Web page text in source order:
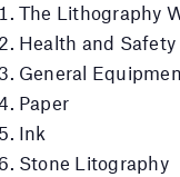
The Lithography
Health and Safety
General
Paper
Ink
Stone Litography